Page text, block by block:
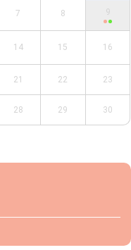
7 8 9
14 15 16
21 22 23
28 29 30